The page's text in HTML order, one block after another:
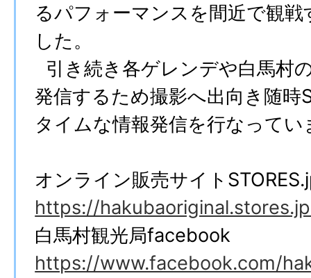
るパフォーマンスを間近で観
した。
引き続き各ゲレンデや白馬村
発信するため撮影へ出向き随時
タイムな情報発信を行なってい
オンライン販売サイト
https://
白馬村観光局facebook
https://www.facebook.com/